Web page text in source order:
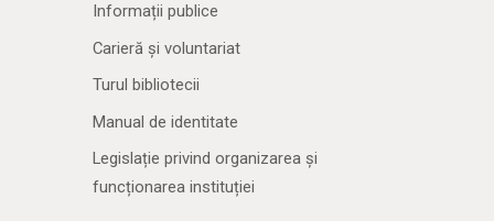
Informații publice
Carieră și voluntariat
Turul bibliotecii
Manual de identitate
Legislație privind organizarea și
funcționarea instituției